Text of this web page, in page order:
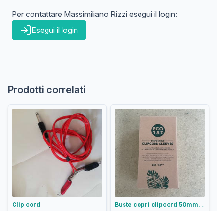
Per contattare Massimiliano Rizzi esegui il login:
Esegui il login
Prodotti correlati
Clip cord Buste copri clipcord 50mm - Scatola 250 pezzi